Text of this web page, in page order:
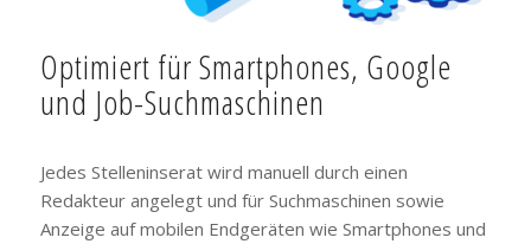
Optimiert für Smartphones, Google
und Job-Suchmaschinen
Jedes Stelleninserat wird manuell durch einen
Redakteur angelegt und für Suchmaschinen sowie
Anzeige auf mobilen Endgeräten wie Smartphones und